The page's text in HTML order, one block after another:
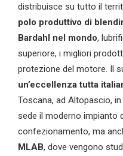
distribuisce su tutto il
polo produttivo di
Bardahl nel mondo,
superiore, i migliori
protezione del motore. Il
un’eccellenza tutta
Toscana, ad Altopascio,
sede il moderno impianto
confezionamento, ma
MLAB, dove vengono